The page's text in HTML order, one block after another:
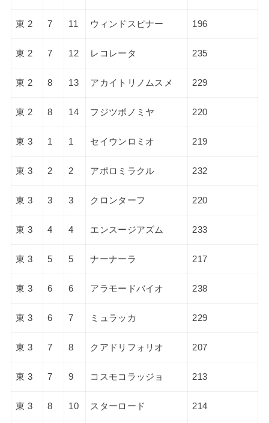
東 2 7 11 ウィンドスピナー 196
東 2 7 12 レコレータ 235
東 2 8 13 アカイトリノムスメ 229
東 2 8 14 フジツボノミヤ 220
東 3 1 1 セイウンロミオ 219
東 3 2 2 アポロミラクル 232
東 3 3 3 クロンターフ 220
東 3 4 4 エンスージアズム 233
東 3 5 5 ナーナーラ 217
東 3 6 6 アラモードバイオ 238
東 3 6 7 ミュラッカ 229
東 3 7 8 クアドリフォリオ 207
東 3 7 9 コスモコラッジョ 213
東 3 8 10 スターロード 214